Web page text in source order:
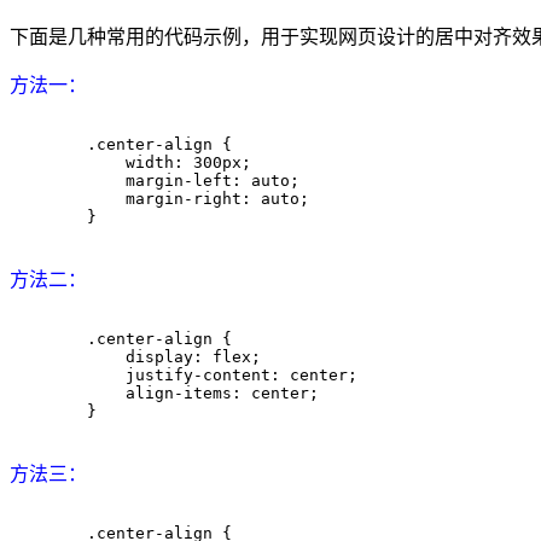
下面是几种常用的代码示例，用于实现网页设计的居中对齐效
方法一：
        .center-align {
            width: 300px;
            margin-left: auto;
            margin-right: auto;
        }
方法二：
        .center-align {
            display: flex;
            justify-content: center;
            align-items: center;
        }
方法三：
        .center-align {